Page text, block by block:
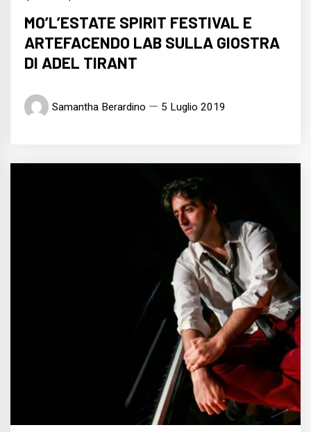
MO’L’ESTATE SPIRIT FESTIVAL E
ARTEFACENDO LAB SULLA GIOSTRA
DI ADEL TIRANT
Samantha Berardino 5 Luglio 2019